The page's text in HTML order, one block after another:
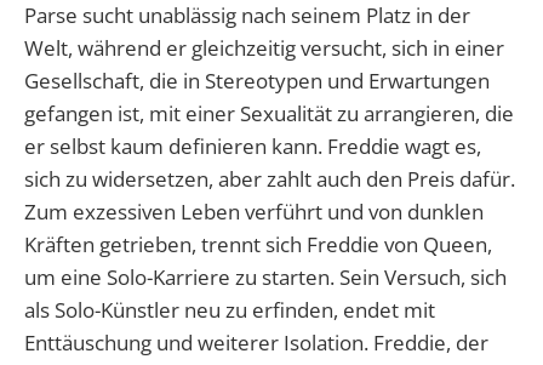
Parse sucht unablässig nach seinem Platz in der
Welt, während er gleichzeitig versucht, sich in einer
Gesellschaft, die in Stereotypen und Erwartungen
gefangen ist, mit einer Sexualität zu arrangieren, die
er selbst kaum definieren kann. Freddie wagt es,
sich zu widersetzen, aber zahlt auch den Preis dafür.
Zum exzessiven Leben verführt und von dunklen
Kräften getrieben, trennt sich Freddie von Queen,
um eine Solo-Karriere zu starten. Sein Versuch, sich
als Solo-Künstler neu zu erfinden, endet mit
Enttäuschung und weiterer Isolation. Freddie, der